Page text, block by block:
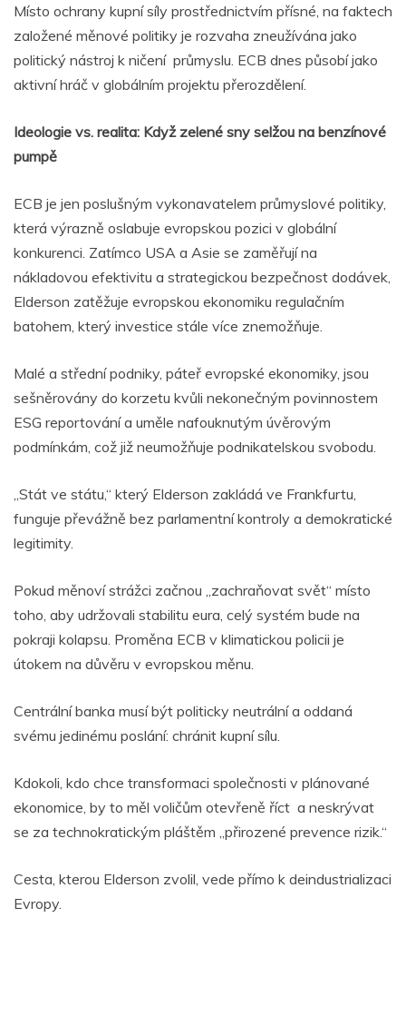
Místo ochrany kupní síly prostřednictvím přísné, na faktech
založené měnové politiky je rozvaha zneužívána jako
politický nástroj k ničení průmyslu. ECB dnes působí jako
aktivní hráč v globálním projektu přerozdělení.
Ideologie vs. realita: Když zelené sny selžou na benzínové
pumpě
ECB je jen poslušným vykonavatelem průmyslové politiky,
která výrazně oslabuje evropskou pozici v globální
konkurenci. Zatímco USA a Asie se zaměřují na
nákladovou efektivitu a strategickou bezpečnost dodávek,
Elderson zatěžuje evropskou ekonomiku regulačním
batohem, který investice stále více znemožňuje.
Malé a střední podniky, páteř evropské ekonomiky, jsou
sešněrovány do korzetu kvůli nekonečným povinnostem
ESG reportování a uměle nafouknutým úvěrovým
podmínkám, což již neumožňuje podnikatelskou svobodu.
„Stát ve státu,“ který Elderson zakládá ve Frankfurtu,
funguje převážně bez parlamentní kontroly a demokratické
legitimity.
Pokud měnoví strážci začnou „zachraňovat svět“ místo
toho, aby udržovali stabilitu eura, celý systém bude na
pokraji kolapsu. Proměna ECB v klimatickou policii je
útokem na důvěru v evropskou měnu.
Centrální banka musí být politicky neutrální a oddaná
svému jedinému poslání: chránit kupní sílu.
Kdokoli, kdo chce transformaci společnosti v plánované
ekonomice, by to měl voličům otevřeně říct a neskrývat
se za technokratickým pláštěm „přirozené prevence rizik.“
Cesta, kterou Elderson zvolil, vede přímo k deindustrializaci
Evropy.